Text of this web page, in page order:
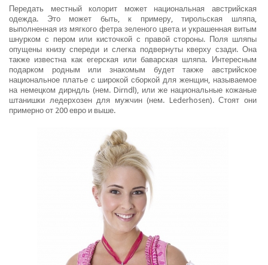
Передать местный колорит может национальная австрийская
одежда. Это может быть, к примеру, тирольская шляпа,
выполненная из мягкого фетра зеленого цвета и украшенная витым
шнурком с пером или кисточкой с правой стороны. Поля шляпы
опущены книзу спереди и слегка подвернуты кверху сзади. Она
также известна как егерская или баварская шляпа. Интересным
подарком родным или знакомым будет также австрийское
национальное платье с широкой сборкой для женщин, называемое
на немецком дирндль (нем. Dirndl), или же национальные кожаные
штанишки ледерхозен для мужчин (нем. Lederhosen). Стоят они
примерно от 200 евро и выше.